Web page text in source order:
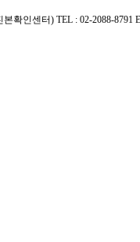
확인센터) TEL : 02-2088-8791